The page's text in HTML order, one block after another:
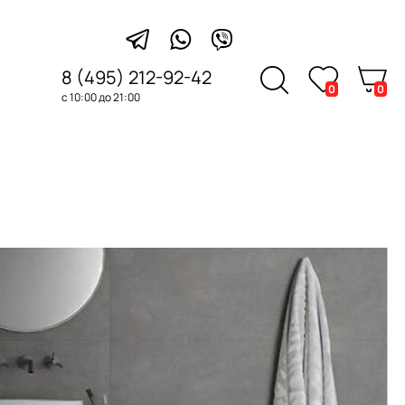
8 (495) 212-92-42
с 10:00 до 21:00
0 0